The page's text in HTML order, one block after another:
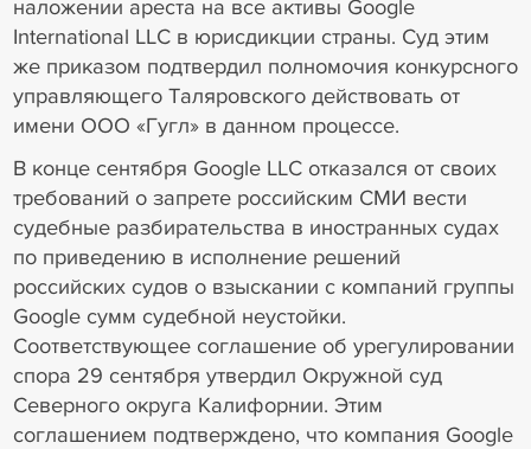
наложении ареста на все активы Google
International LLC в юрисдикции страны. Суд этим
же приказом подтвердил полномочия конкурсного
управляющего Таляровского действовать от
имени ООО «Гугл» в данном процессе.
В конце сентября Google LLC отказался от своих
требований о запрете российским СМИ вести
судебные разбирательства в иностранных судах
по приведению в исполнение решений
российских судов о взыскании с компаний группы
Google сумм судебной неустойки.
Соответствующее соглашение об урегулировании
спора 29 сентября утвердил Окружной суд
Северного округа Калифорнии. Этим
соглашением подтверждено, что компания Google